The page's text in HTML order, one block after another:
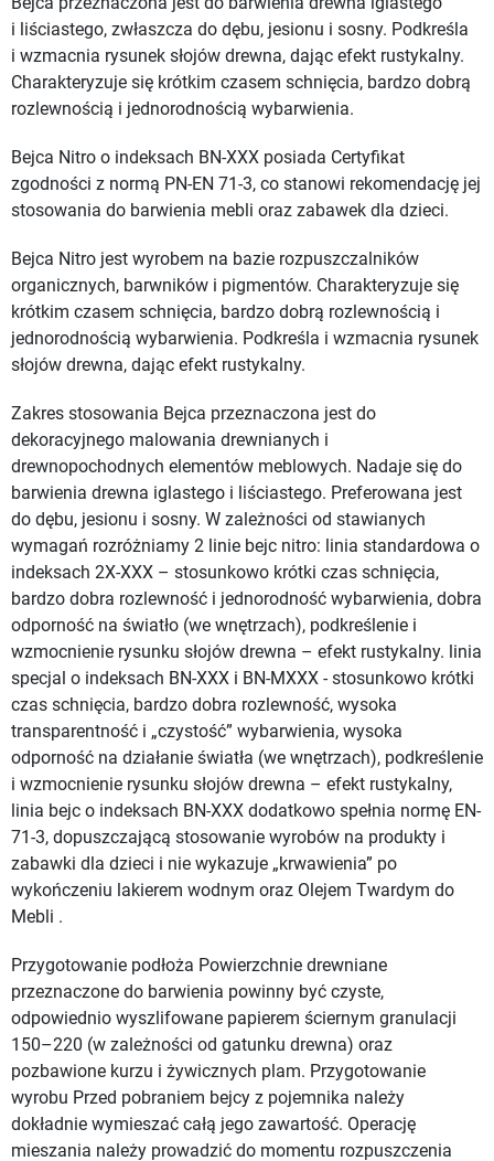
i liściastego, zwłaszcza do dębu, jesionu i sosny. Podkreśla
i wzmacnia rysunek słojów drewna, dając efekt rustykalny.
Charakteryzuje się krótkim czasem schnięcia, bardzo dobrą
rozlewnością i jednorodnością wybarwienia.
Bejca Nitro o indeksach BN-XXX posiada Certyfikat
zgodności z normą PN-EN 71-3, co stanowi rekomendację jej
stosowania do barwienia mebli oraz zabawek dla dzieci.
Bejca Nitro jest wyrobem na bazie rozpuszczalników
organicznych, barwników i pigmentów. Charakteryzuje się
krótkim czasem schnięcia, bardzo dobrą rozlewnością i
jednorodnością wybarwienia. Podkreśla i wzmacnia rysunek
słojów drewna, dając efekt rustykalny.
Zakres stosowania Bejca przeznaczona jest do
dekoracyjnego malowania drewnianych i
drewnopochodnych elementów meblowych. Nadaje się do
barwienia drewna iglastego i liściastego. Preferowana jest
do dębu, jesionu i sosny. W zależności od stawianych
wymagań rozróżniamy 2 linie bejc nitro: linia standardowa o
indeksach 2X-XXX – stosunkowo krótki czas schnięcia,
bardzo dobra rozlewność i jednorodność wybarwienia, dobra
odporność na światło (we wnętrzach), podkreślenie i
wzmocnienie rysunku słojów drewna – efekt rustykalny. linia
specjal o indeksach BN-XXX i BN-MXXX - stosunkowo krótki
czas schnięcia, bardzo dobra rozlewność, wysoka
transparentność i „czystość” wybarwienia, wysoka
odporność na działanie światła (we wnętrzach), podkreślenie
i wzmocnienie rysunku słojów drewna – efekt rustykalny,
linia bejc o indeksach BN-XXX dodatkowo spełnia normę EN-
71-3, dopuszczającą stosowanie wyrobów na produkty i
zabawki dla dzieci i nie wykazuje „krwawienia” po
wykończeniu lakierem wodnym oraz Olejem Twardym do
Mebli .
Przygotowanie podłoża Powierzchnie drewniane
przeznaczone do barwienia powinny być czyste,
odpowiednio wyszlifowane papierem ściernym granulacji
150–220 (w zależności od gatunku drewna) oraz
pozbawione kurzu i żywicznych plam. Przygotowanie
wyrobu Przed pobraniem bejcy z pojemnika należy
dokładnie wymieszać całą jego zawartość. Operację
mieszania należy prowadzić do momentu rozpuszczenia